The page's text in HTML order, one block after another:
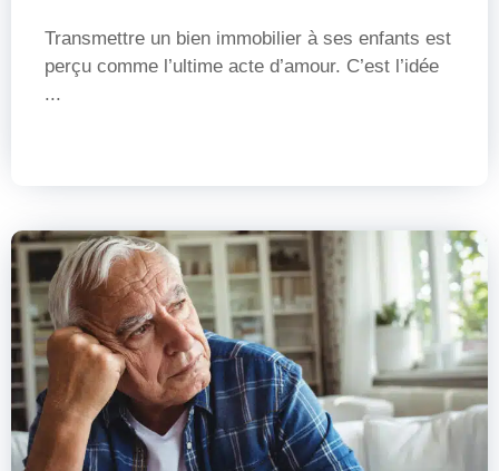
Transmettre un bien immobilier à ses enfants est
perçu comme l’ultime acte d’amour. C’est l’idée
...